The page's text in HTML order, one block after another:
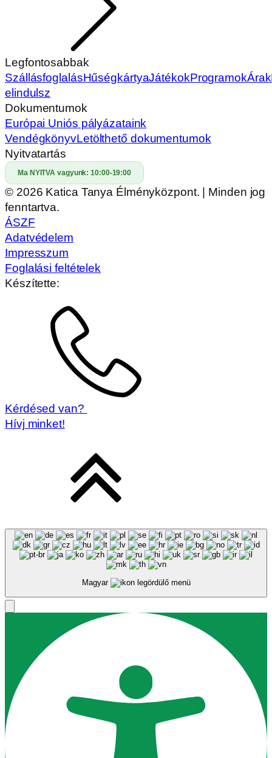
Legfontosabbak
SzállásfoglalásHűségkártyaJátékokProgramokÁrak
elindulsz
Dokumentumok
Európai Uniós pályázataink
VendégkönyvLetölthető dokumentumok
Nyitvatartás
Ma NYITVA vagyunk:10:00-19:00
© 2026 Katica Tanya Élményközpont. | Minden jog
fenntartva.
ÁSZF
Adatvédelem
Impresszum
Foglalási feltételek
Készítette:
Kérdésed van?
Hívj minket!
Magyar